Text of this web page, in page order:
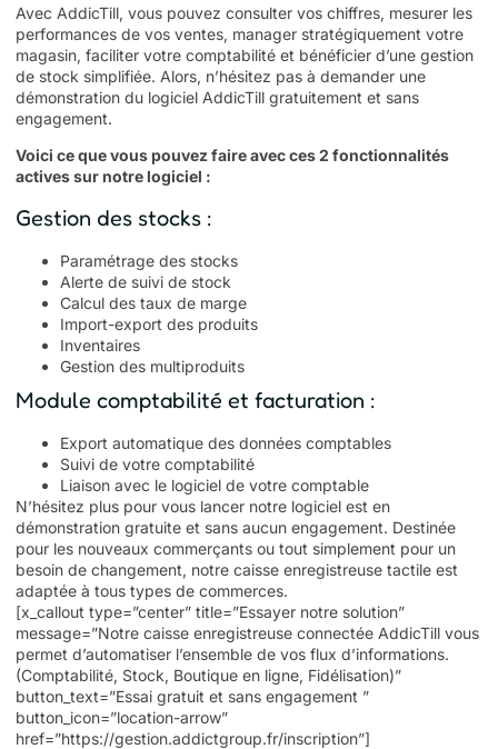
Avec AddicTill, vous pouvez consulter vos chiffres, mesurer les
performances de vos ventes, manager stratégiquement votre
magasin, faciliter votre comptabilité et bénéficier d’une gestion
de stock simplifiée. Alors, n’hésitez pas à demander une
démonstration du logiciel AddicTill gratuitement et sans
engagement.
Voici ce que vous pouvez faire avec ces 2 fonctionnalités
actives sur notre logiciel :
Gestion des stocks :
Paramétrage des stocks
Alerte de suivi de stock
Calcul des taux de marge
Import-export des produits
Inventaires
Gestion des multiproduits
Module comptabilité et facturation :
Export automatique des données comptables
Suivi de votre comptabilité
Liaison avec le logiciel de votre comptable
N’hésitez plus pour vous lancer notre logiciel est en
démonstration gratuite et sans aucun engagement. Destinée
pour les nouveaux commerçants ou tout simplement pour un
besoin de changement, notre caisse enregistreuse tactile est
adaptée à tous types de commerces.
[x_callout type=”center” title=”Essayer notre solution”
message=”Notre caisse enregistreuse connectée AddicTill vous
permet d’automatiser l’ensemble de vos flux d’informations.
(Comptabilité, Stock, Boutique en ligne, Fidélisation)”
button_text=”Essai gratuit et sans engagement ”
button_icon=”location-arrow”
href=”https://gestion.addictgroup.fr/inscription”]